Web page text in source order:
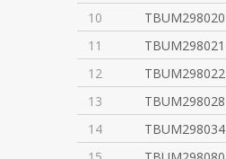
10 TBUM298020
11 TBUM298021
12 TBUM298022
13 TBUM298028
14 TBUM298034